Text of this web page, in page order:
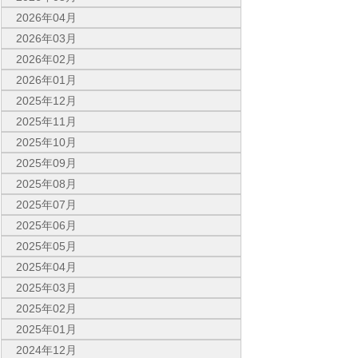
2026年04月
2026年03月
2026年02月
2026年01月
2025年12月
2025年11月
2025年10月
2025年09月
2025年08月
2025年07月
2025年06月
2025年05月
2025年04月
2025年03月
2025年02月
2025年01月
2024年12月